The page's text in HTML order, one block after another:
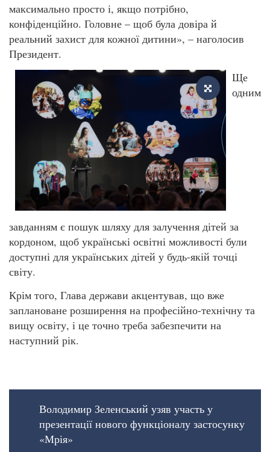
максимально просто і, якщо потрібно,
конфіденційно. Головне – щоб була довіра й
реальний захист для кожної дитини», – наголосив
Президент.
Ще
одним
завданням є пошук шляху для залучення дітей за
кордоном, щоб українські освітні можливості були
доступні для українських дітей у будь-якій точці
світу.
Крім того, Глава держави акцентував, що вже
заплановане розширення на професійно-технічну та
вищу освіту, і це точно треба забезпечити на
наступний рік.
Володимир Зеленський узяв участь у
презентації нового функціоналу застосунку
«Мрія»